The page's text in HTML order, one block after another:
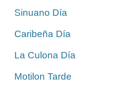
Sinuano Día
Caribeña Día
La Culona Día
Motilon Tarde